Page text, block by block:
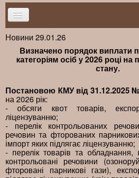
Головна
Новини
Брифінг
Публікації
Нормативна база
Довідники
Контакти
Новини 29.01.26
Визначено порядок виплати
категоріям осіб у 2026 році на
стану.
Постановою КМУ від 31.12.2025
на 2026 рік:
- обсяги квот товарів,
ліцензуванню;
- перелік контрольованих
речовин та фторованих
імпорт яких підлягає ліцензуванню;
- перелік товарів та
контрольовані речовини
фторовані парникові гази),